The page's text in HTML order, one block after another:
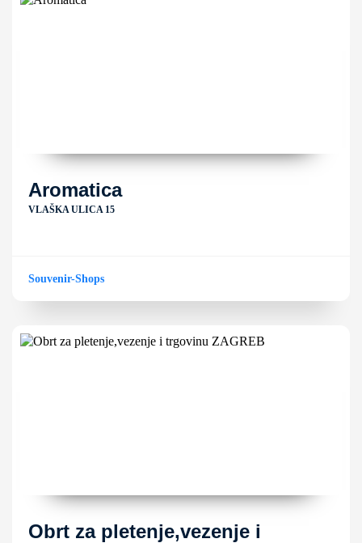
Aromatica
VLAŠKA ULICA 15
Souvenir-Shops
Obrt za pletenje,vezenje i